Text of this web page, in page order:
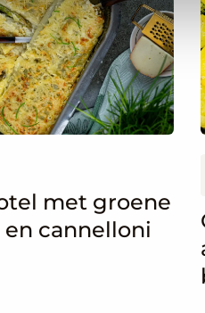
met groene
en cannelloni